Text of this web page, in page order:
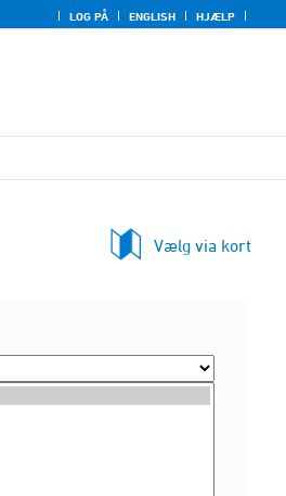
LOG PÅ ENGLISH HJÆLP
Vælg via kort